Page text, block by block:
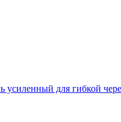
усиленный для гибкой